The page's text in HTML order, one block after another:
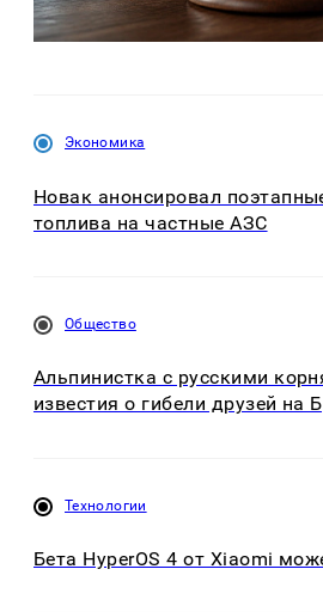
Экономика
Новак анонсировал
топлива на частные АЗС
Общество
Альпинистка с русскими
известия о гибели друзей на
Технологии
Бета HyperOS 4 от Xiaomi